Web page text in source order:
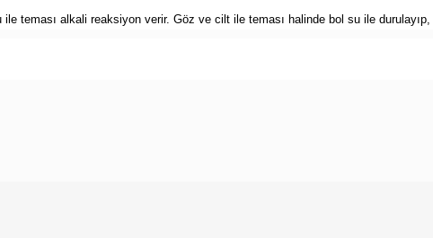
teması alkali reaksiyon verir. Göz ve cilt ile teması halinde bol su ile durulayıp,